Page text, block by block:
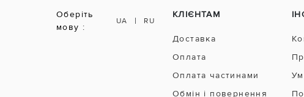
Оберіть
мову :
UA | RU
КЛІЄНТАМ
Доставка
Оплата
Оплата частинами
Обмін і повернення